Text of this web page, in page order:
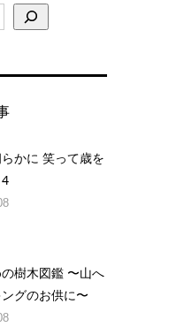
かに 笑って歳を
樹木図鑑 〜山へ
グのお供に〜